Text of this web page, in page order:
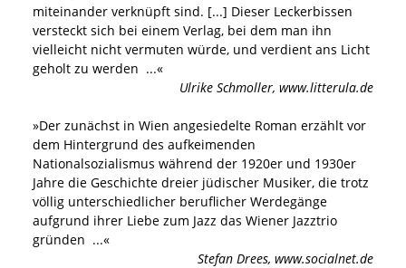
miteinander verknüpft sind. [...] Dieser Leckerbissen
versteckt sich bei einem Verlag, bei dem man ihn
vielleicht nicht vermuten würde, und verdient ans Licht
geholt zu werden ...«
Ulrike Schmoller, www.litterula.de
»Der zunächst in Wien angesiedelte Roman erzählt vor
dem Hintergrund des aufkeimenden
Nationalsozialismus während der 1920er und 1930er
Jahre die Geschichte dreier jüdischer Musiker, die trotz
völlig unterschiedlicher beruflicher Werdegänge
aufgrund ihrer Liebe zum Jazz das Wiener Jazztrio
gründen ...«
Stefan Drees, www.socialnet.de